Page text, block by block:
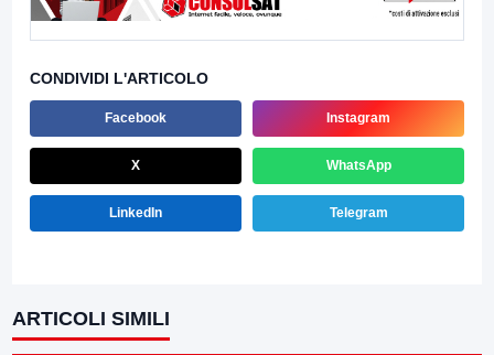
CONDIVIDI L'ARTICOLO
Facebook Instagram
X WhatsApp
LinkedIn Telegram
ARTICOLI SIMILI